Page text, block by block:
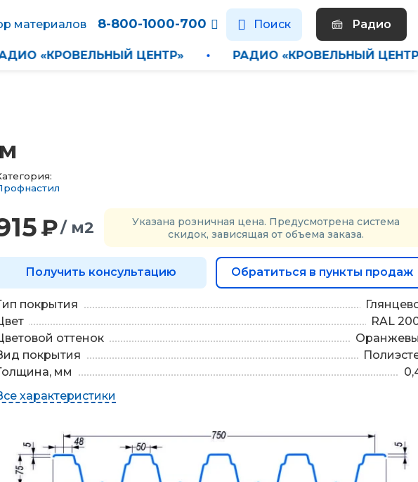
материалов 8-800-1000-700 Поиск Радио
РАДИО «КРОВЕЛЬНЫЙ ЦЕНТР» • РАДИО «КРОВЕЛЬНЫЙ
₽/ м2
Указана розничная цена. Предусмотрена система
скидок, зависящая от объема заказа.
Получить консультацию Обратиться в пункты продаж
покрытия
RAL
оттенок
покрытия
мм
характеристики